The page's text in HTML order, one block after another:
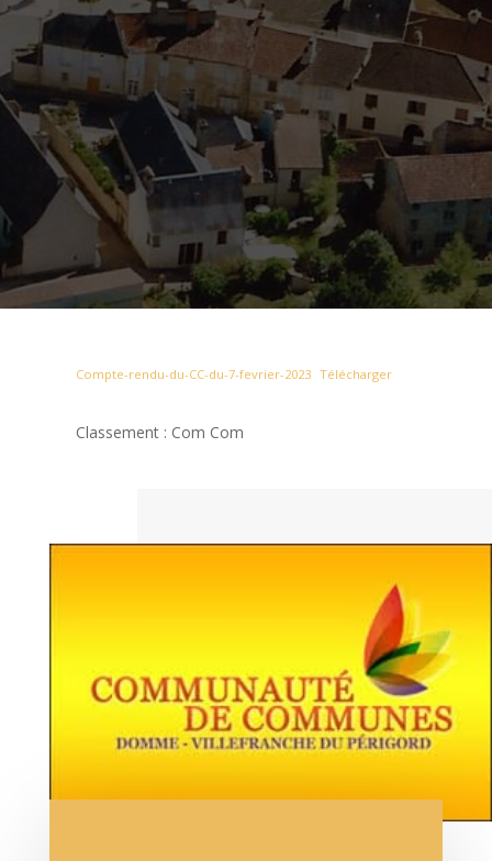
Compte-rendu-du-CC-du-7-fevrier-2023 Télécharger
Classement : Com Com